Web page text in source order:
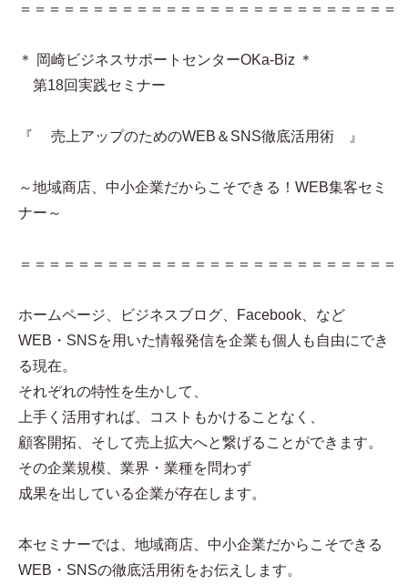
＝＝＝＝＝＝＝＝＝＝＝＝＝＝＝＝＝＝＝＝＝＝＝＝＝＝
＊ 岡崎ビジネスサポートセンターOKa-Biz ＊
第18回実践セミナー
『 売上アップのためのWEB＆SNS徹底活用術 』
～地域商店、中小企業だからこそできる！WEB集客セミ
ナー～
＝＝＝＝＝＝＝＝＝＝＝＝＝＝＝＝＝＝＝＝＝＝＝＝＝＝
ホームページ、ビジネスブログ、Facebook、など
WEB・SNSを用いた情報発信を企業も個人も自由にでき
る現在。
それぞれの特性を生かして、
上手く活用すれば、コストもかけることなく、
顧客開拓、そして売上拡大へと繋げることができます。
その企業規模、業界・業種を問わず
成果を出している企業が存在します。
本セミナーでは、地域商店、中小企業だからこそできる
WEB・SNSの徹底活用術をお伝えします。